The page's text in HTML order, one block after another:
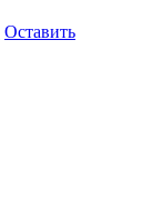
Оставить